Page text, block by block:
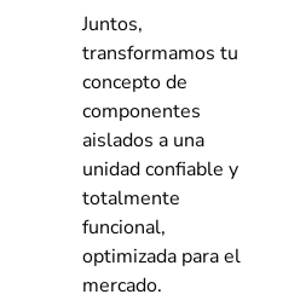
Juntos,
transformamos tu
concepto de
componentes
aislados a una
unidad confiable y
totalmente
funcional,
optimizada para el
mercado.